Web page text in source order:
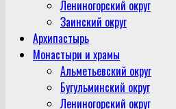
Лениногорский округ
Заинский округ
Архипастырь
Монастыри и храмы
Альметьевский округ
Бугульминский округ
Лениногорский округ